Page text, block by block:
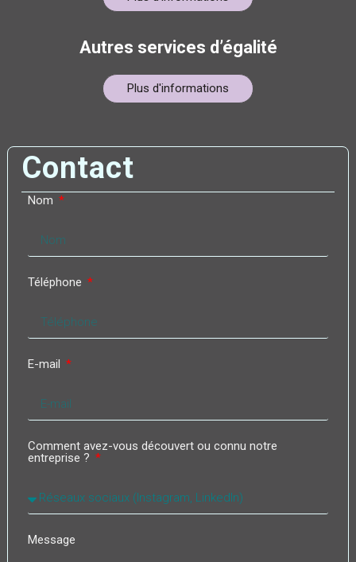
Autres services d’égalité
Plus d'informations
Contact
Nom
Téléphone
E-mail
Comment avez-vous découvert ou connu notre
entreprise ?
Message